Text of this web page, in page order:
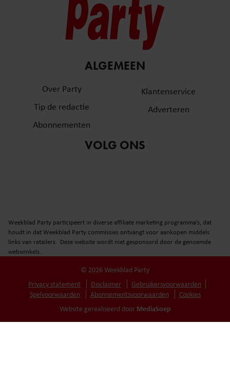
ALGEMEEN
Over Party
Tip de redactie
Abonnementen
Klantenservice
Adverteren
VOLG ONS
Weekblad Party participeert in diverse affiliate marketing programma’s, dat
houdt in dat Weekblad Party commissies ontvangt voor aankopen middels
links van retailers. Deze website wordt niet gesponsord door de genoemde
webwinkels.
© 2026 Weekblad Party
Privacy statement
Disclaimer
Gebruikersvoorwaarden
Spelvoorwaarden
Abonnementsvoorwaarden
Cookies
Website gerealiseerd door MediaSoep